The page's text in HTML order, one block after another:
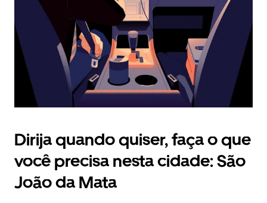
o
calendário.
Dirija quando quiser, faça o que
você precisa nesta cidade: São
João da Mata